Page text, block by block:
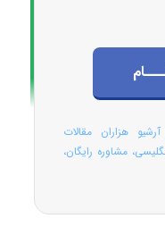
هزاران مقالات
مشاوره رایگان،